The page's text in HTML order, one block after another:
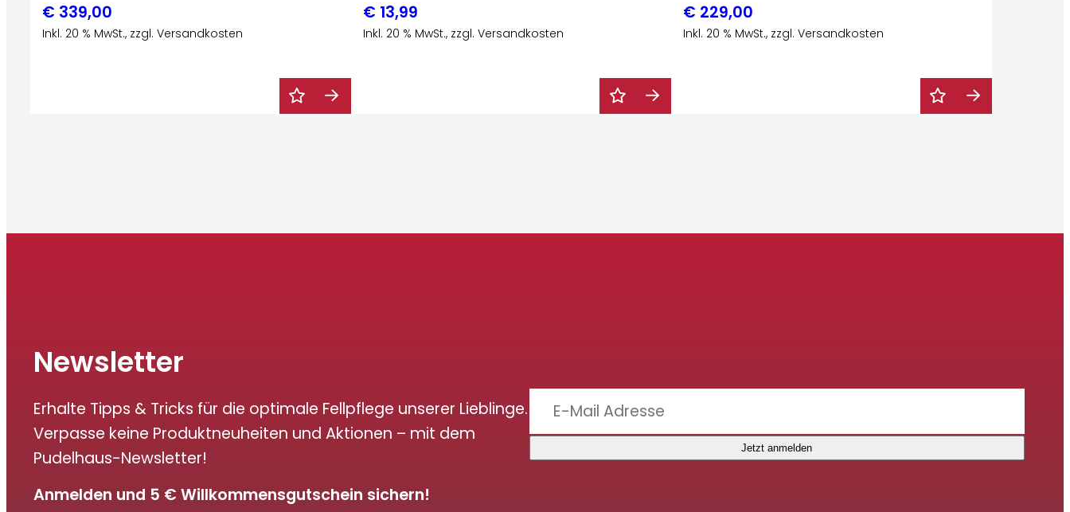
€ 339,00
Inkl. 20 % MwSt., zzgl. Versandkosten
€ 13,99
Inkl. 20 % MwSt., zzgl. Versandkosten
€ 229,00
Inkl. 20 % MwSt., zzgl. Versandkosten
Newsletter
Erhalte Tipps & Tricks für die optimale Fellpflege unserer Lieblinge.
Verpasse keine Produktneuheiten und Aktionen – mit dem
Pudelhaus-Newsletter!
Anmelden und 5 € Willkommensgutschein sichern!
Jetzt anmelden